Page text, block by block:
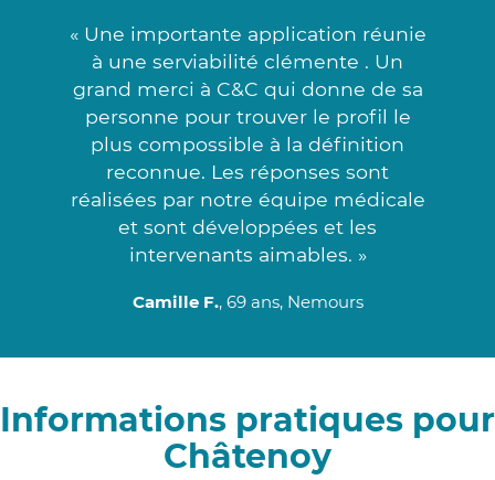
« Une importante application réunie
à une serviabilité clémente . Un
grand merci à C&C qui donne de sa
personne pour trouver le profil le
plus compossible à la définition
reconnue. Les réponses sont
réalisées par notre équipe médicale
et sont développées et les
intervenants aimables. »
Camille F., 69 ans, Nemours
Informations pratiques pour
Châtenoy